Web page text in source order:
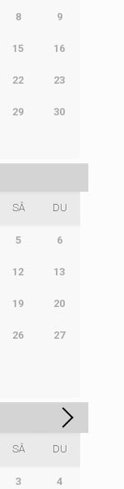
8 9
15 16
22 23
29 30
SÂ DU
5 6
12 13
19 20
26 27
SÂ DU
3 4